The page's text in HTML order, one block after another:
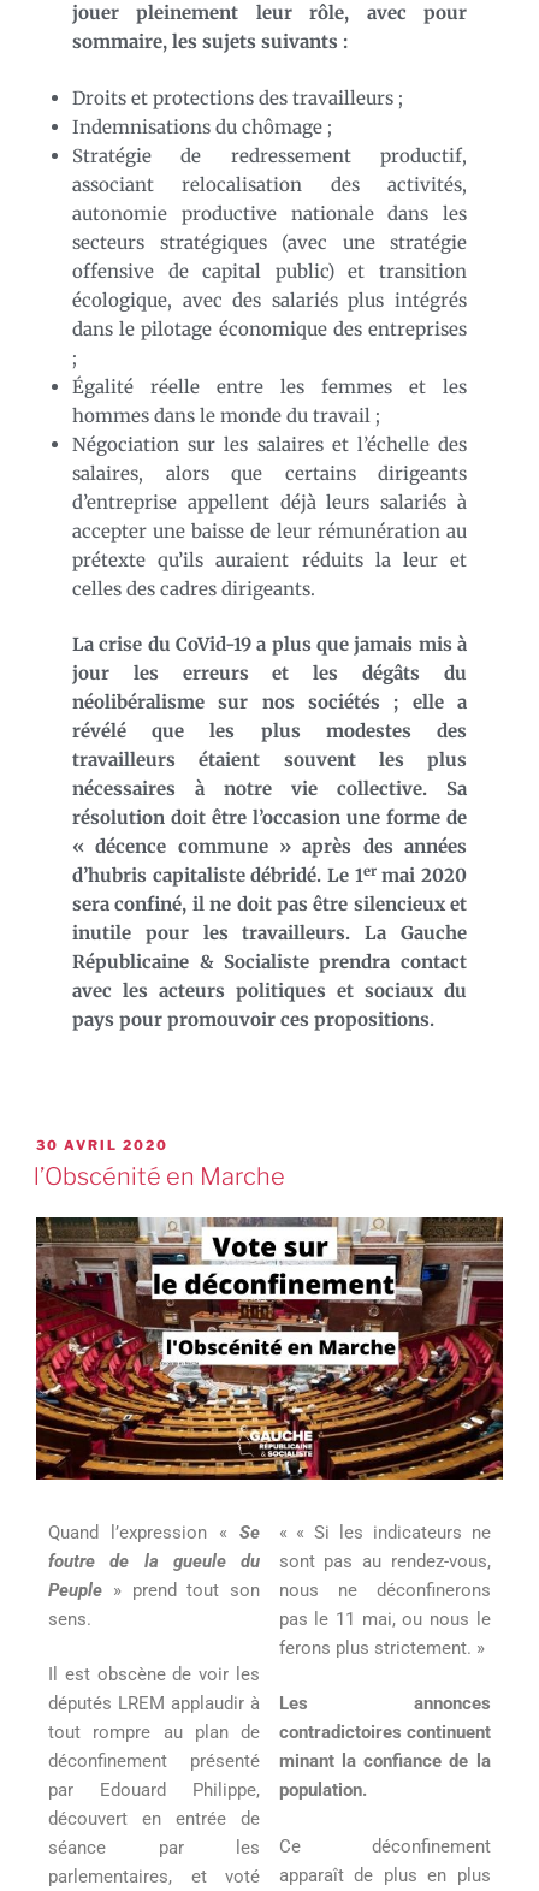
jouer pleinement leur rôle, avec pour
sommaire, les sujets suivants :
Droits et protections des travailleurs ;
Indemnisations du chômage ;
Stratégie de redressement productif,
associant relocalisation des activités,
autonomie productive nationale dans les
secteurs stratégiques (avec une stratégie
offensive de capital public) et transition
écologique, avec des salariés plus intégrés
dans le pilotage économique des entreprises
;
Égalité réelle entre les femmes et les
hommes dans le monde du travail ;
Négociation sur les salaires et l’échelle des
salaires, alors que certains dirigeants
d’entreprise appellent déjà leurs salariés à
accepter une baisse de leur rémunération au
prétexte qu’ils auraient réduits la leur et
celles des cadres dirigeants.
La crise du CoVid-19 a plus que jamais mis à
jour les erreurs et les dégâts du
néolibéralisme sur nos sociétés ; elle a
révélé que les plus modestes des
travailleurs étaient souvent les plus
nécessaires à notre vie collective. Sa
résolution doit être l’occasion une forme de
« décence commune » après des années
d’hubris capitaliste débridé. Le 1ermai 2020
sera confiné, il ne doit pas être silencieux et
inutile pour les travailleurs. La Gauche
Républicaine & Socialiste prendra contact
avec les acteurs politiques et sociaux du
pays pour promouvoir ces propositions.
30 AVRIL 2020
l’Obscénité en Marche
Quand l’expression « Se
foutre de la gueule du
Peuple » prend tout son
sens.
Il est obscène de voir les
députés LREM applaudir à
tout rompre au plan de
déconfinement présenté
par Edouard Philippe,
découvert en entrée de
séance par les
parlementaires, et voté
« « Si les indicateurs ne
sont pas au rendez-vous,
nous ne déconfinerons
pas le 11 mai, ou nous le
ferons plus strictement. »
Les annonces
contradictoires continuent
minant la confiance de la
population.
Ce déconfinement
apparaît de plus en plus